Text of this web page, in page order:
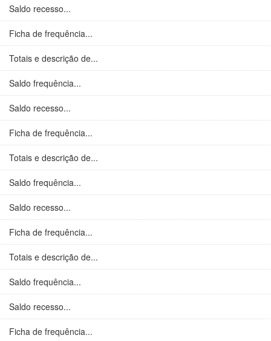
Saldo recesso...
Ficha de frequência...
Totais e descrição de...
Saldo frequência...
Saldo recesso...
Ficha de frequência...
Totais e descrição de...
Saldo frequência...
Saldo recesso...
Ficha de frequência...
Totais e descrição de...
Saldo frequência...
Saldo recesso...
Ficha de frequência...